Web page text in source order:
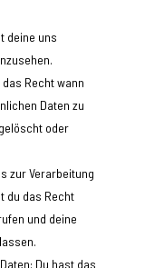
deine uns
Recht wann
Daten zu
oder
zur Verarbeitung
du das Recht
und deine
Du hast das